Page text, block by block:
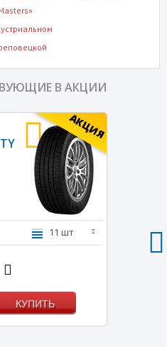
В АКЦИИ
АКЦИЯ
11 шт
КУПИТЬ
В сравнение